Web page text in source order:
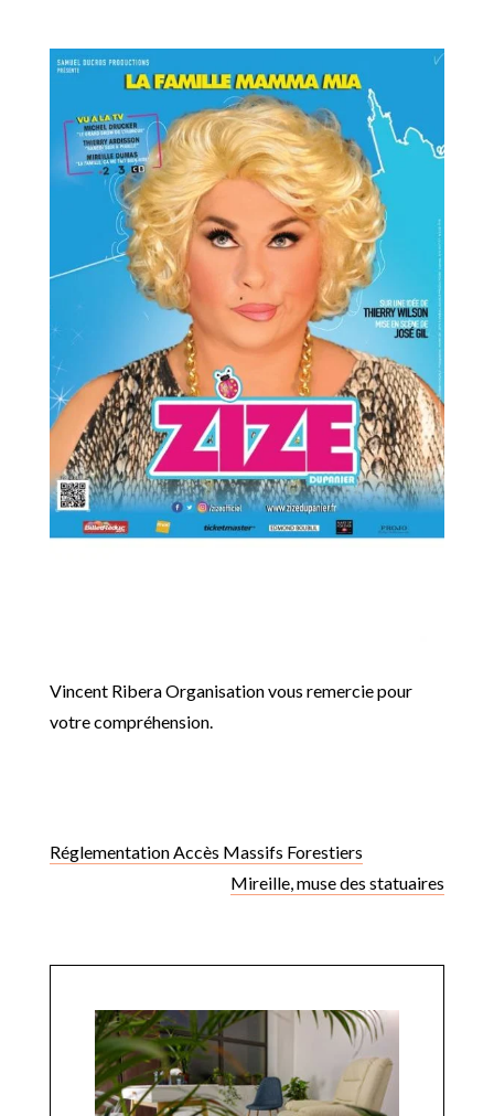
Vincent Ribera Organisation vous remercie pour
votre compréhension.
Réglementation Accès Massifs Forestiers
Mireille, muse des statuaires